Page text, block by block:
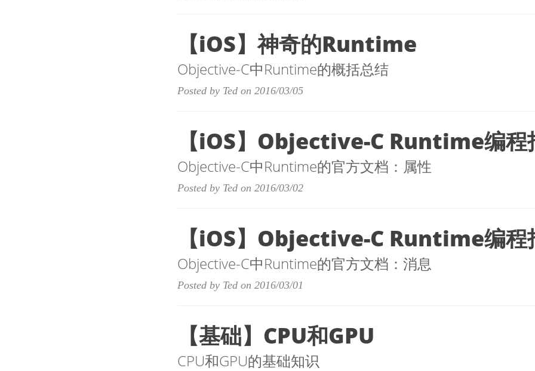
【iOS】神奇的Runtime
Objective-C中Runtime的概括总结
Posted by Ted on 2016/03/05
【iOS】Objective-C Runtime编程
Objective-C中Runtime的官方文档：属性
Posted by Ted on 2016/03/02
【iOS】Objective-C Runtime编程
Objective-C中Runtime的官方文档：消息
Posted by Ted on 2016/03/01
【基础】CPU和GPU
CPU和GPU的基础知识